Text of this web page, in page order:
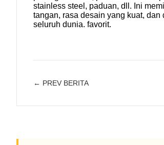
stainless steel, paduan, dll. Ini
tangan, rasa desain yang kuat,
seluruh dunia. favorit.
← PREV BERITA